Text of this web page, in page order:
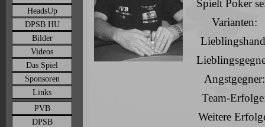
HeadsUp
DPSB HU
Bilder
Videos
Das Spiel
Sponsoren
Links
PVB
DPSB
Spielt Poker
Varianten:
Angstgegner:
Team-
Weitere